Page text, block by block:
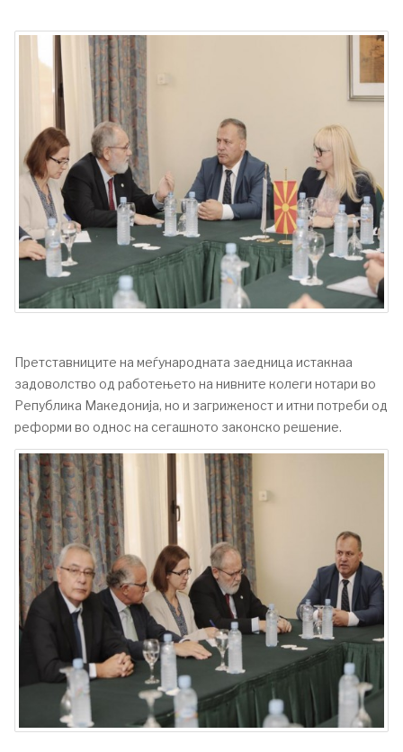
Претставниците на меѓународната заедница истакнаа
задоволство од работењето на нивните колеги нотари во
Република Македонија, но и загриженост и итни потреби од
реформи во однос на сегашното законско решение.